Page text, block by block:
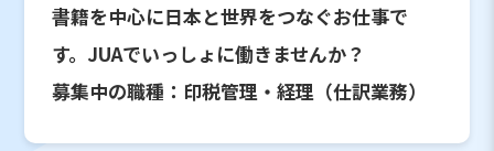
書籍を中心に日本と世界をつなぐお仕事で
す。JUAでいっしょに働きませんか？
募集中の職種：印税管理・経理（仕訳業務）